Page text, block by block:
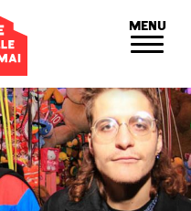
MENU